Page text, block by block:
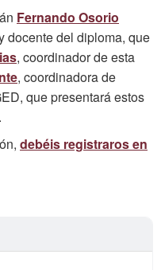
Fernando Osorio
docente del diploma, que
, coordinador de esta
, coordinadora de
que presentará estos
debéis registraros en